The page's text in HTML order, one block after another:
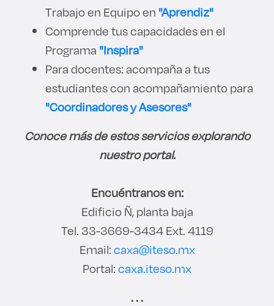
Trabajo en Equipo en "Aprendiz"
Comprende tus capacidades en el
Programa "Inspira"
Para docentes: acompaña a tus
estudiantes con acompañamiento para
"Coordinadores y Asesores"
Conoce más de estos servicios explorando
nuestro portal.
Encuéntranos en:
Edificio Ñ, planta baja
Tel. 33-3669-3434 Ext. 4119
Email:caxa@iteso.mx
Portal:caxa.iteso.mx
. . .